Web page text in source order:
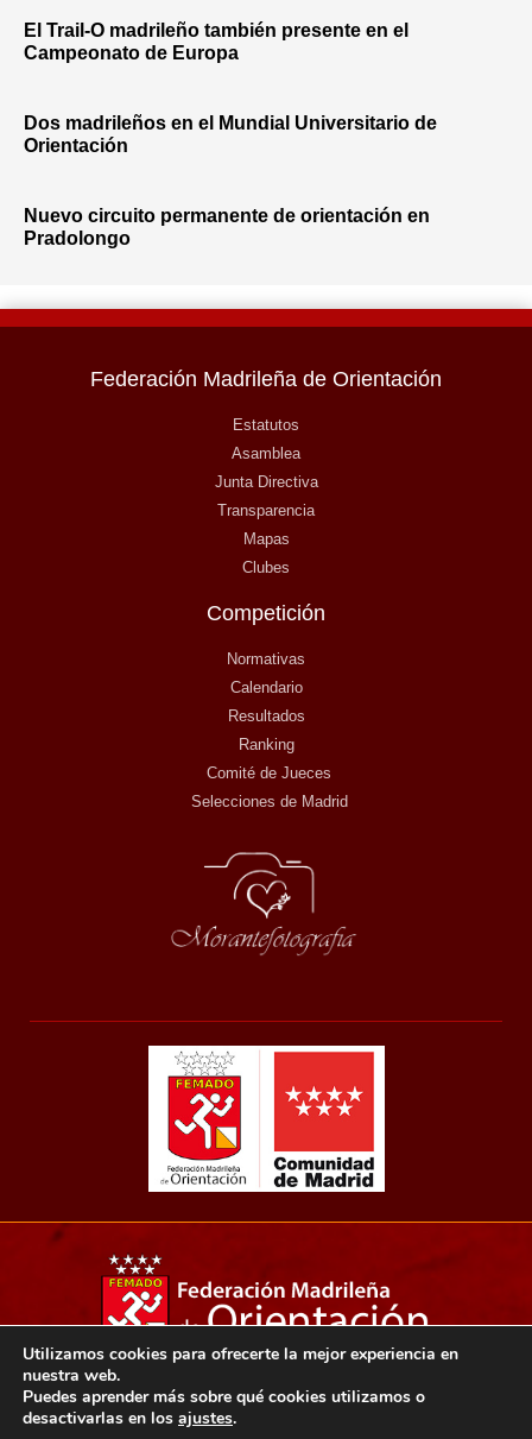
El Trail-O madrileño también presente en el
Campeonato de Europa
Dos madrileños en el Mundial Universitario de
Orientación
Nuevo circuito permanente de orientación en
Pradolongo
Federación Madrileña de Orientación
Estatutos
Asamblea
Junta Directiva
Transparencia
Mapas
Clubes
Competición
Normativas
Calendario
Resultados
Ranking
Comité de Jueces
Selecciones de Madrid
Copyright 2021© Federación madrileña de orientación.
Aviso legalPolítica de privacidad
Utilizamos cookies para ofrecerte la mejor experiencia en
nuestra web.
Puedes aprender más sobre qué cookies utilizamos o
desactivarlas en los ajustes.